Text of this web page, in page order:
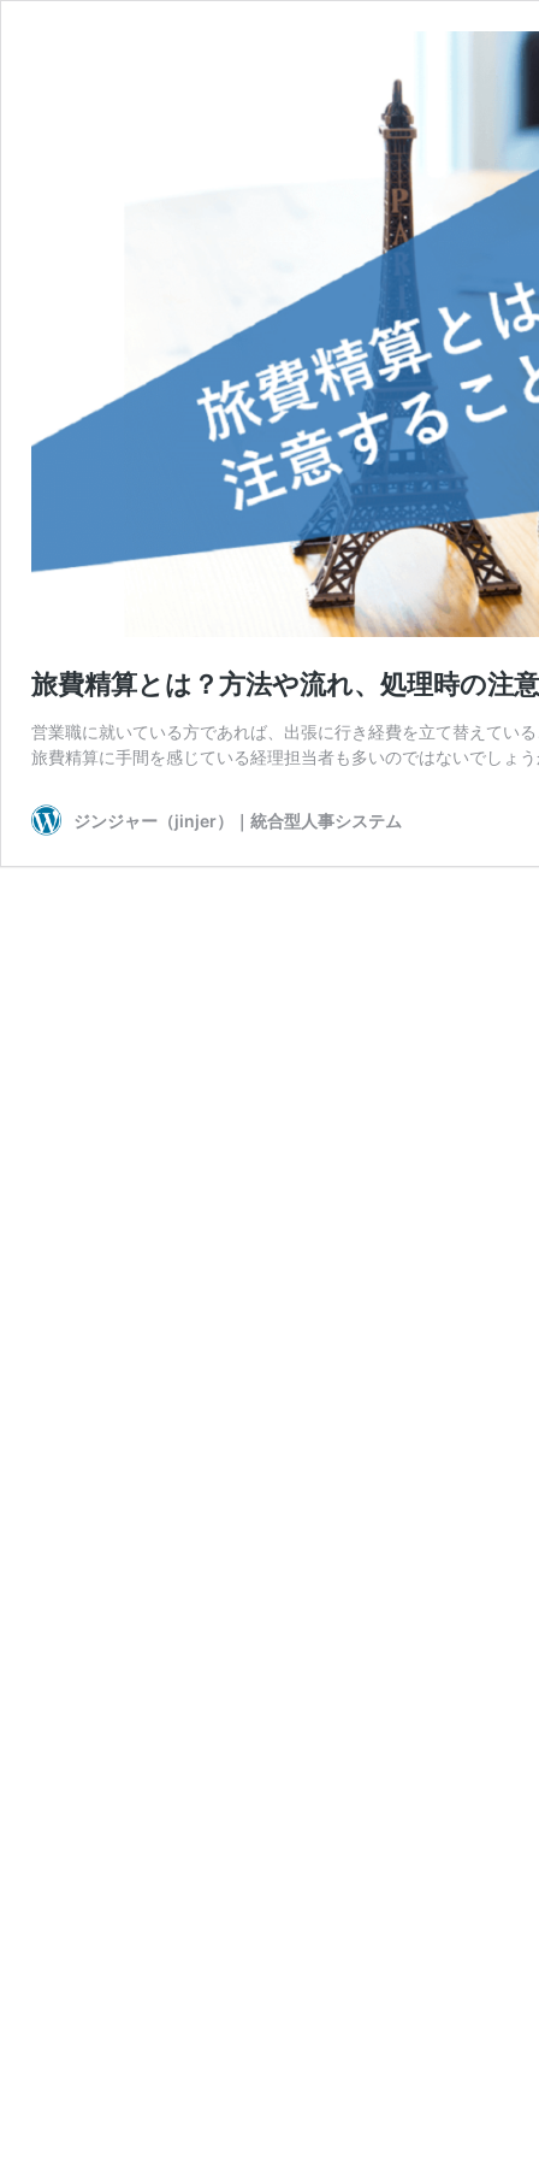
旅費精算とは？方法や流れ、処理時の注
営業職に就いている方であれば、出張に行き経費を立て替えてい
旅費精算に手間を感じている経理担当者も多いのではないでしょ
ジンジャー（jinjer）｜統合型人事システム